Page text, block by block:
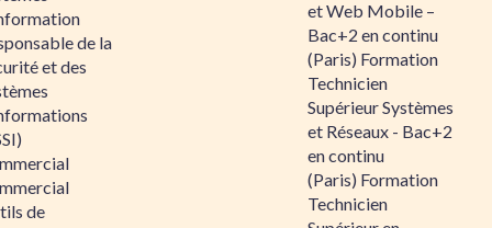
de la
et des
de
et Web Mobile –
Bac+2 en continu
(Paris) Formation
Technicien
Supérieur Systèmes
et Réseaux - Bac+2
en continu
(Paris) Formation
Technicien